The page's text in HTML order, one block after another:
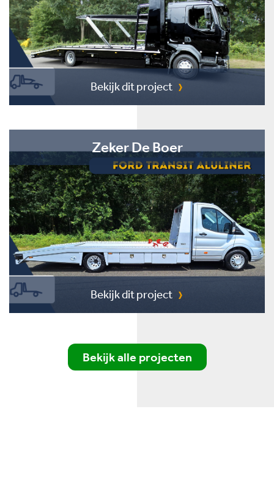
Bekijk dit project
Zeker De Boer
Bekijk dit project
Bekijk alle projecten